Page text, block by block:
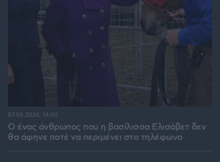
Ο ένας άνθρωπος που η βασίλισσα Ελισάβετ δεν
θα άφηνε ποτέ να περιμένει στο τηλέφωνο
07.08.2026, 14:00